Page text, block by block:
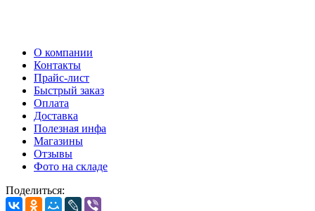
О компании
Контакты
Прайс-лист
Быстрый заказ
Оплата
Доставка
Полезная инфа
Магазины
Отзывы
Фото на складе
Поделиться: